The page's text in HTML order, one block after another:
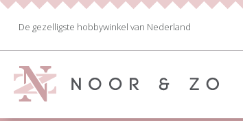
De gezelligste hobbywinkel van Nederland